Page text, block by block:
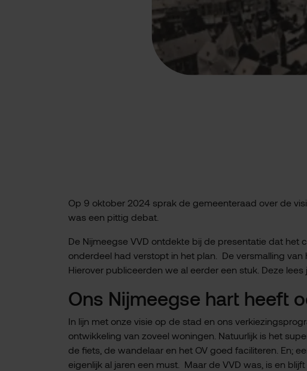
Op 9 oktober 2024 sprak de gemeenteraad over de
was een pittig debat.
De Nijmeegse VVD ontdekte bij de presentatie dat het
onderdeel had verstopt in het plan. De versmalling van
Hierover publiceerden we al eerder een stuk. Deze lees
Ons Nijmeegse hart heeft
In lijn met onze visie op de stad en ons
ontwikkeling van zoveel woningen. Natuurlijk is het
de fiets, de wandelaar en het OV goed faciliteren. En;
eigenlijk al jaren een must. Maar de VVD was, is en